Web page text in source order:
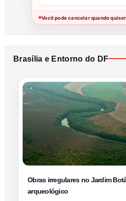
●Você pode cancelar quando
Brasília e Entorno do DF
Obras irregulares no Jardim
arqueológico